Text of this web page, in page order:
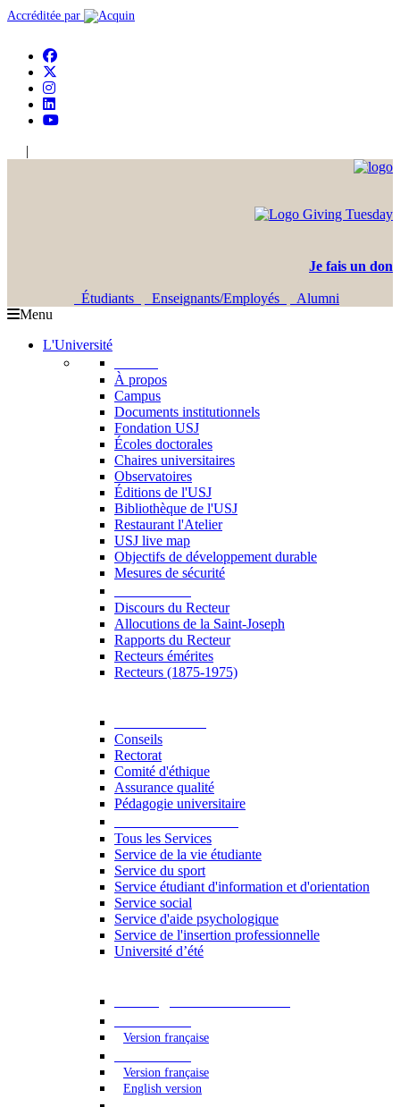
Accréditée par
|
Je fais un don
Étudiants Enseignants/Employés
Alumni
Menu
L'Université
À propos
Campus
Documents institutionnels
Fondation USJ
Écoles doctorales
Chaires universitaires
Observatoires
Éditions de l'USJ
Bibliothèque de l'USJ
Restaurant l'Atelier
USJ live map
Objectifs de développement durable
Mesures de sécurité
Discours du Recteur
Allocutions de la Saint-Joseph
Rapports du Recteur
Recteurs émérites
Recteurs (1875-1975)
Conseils
Rectorat
Comité d'éthique
Assurance qualité
Pédagogie universitaire
Tous les Services
Service de la vie étudiante
Service du sport
Service étudiant d'information et d'orientation
Service social
Service d'aide psychologique
Service de l'insertion professionnelle
Université d’été
Version française
Version française
English version